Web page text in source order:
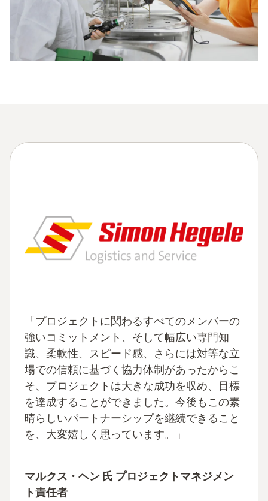
「プロジェクトに関わるすべてのメンバーの
強いコミットメント、そして幅広い専門知
識、柔軟性、スピード感、さらには対等な立
場での信頼に基づく協力体制があったからこ
そ、プロジェクトは大きな成功を収め、目標
を達成することができました。今後もこの素
晴らしいパートナーシップを継続できること
を、大変嬉しく思っています。」
マルクス・ヘン 氏 プロジェクトマネジメン
ト責任者